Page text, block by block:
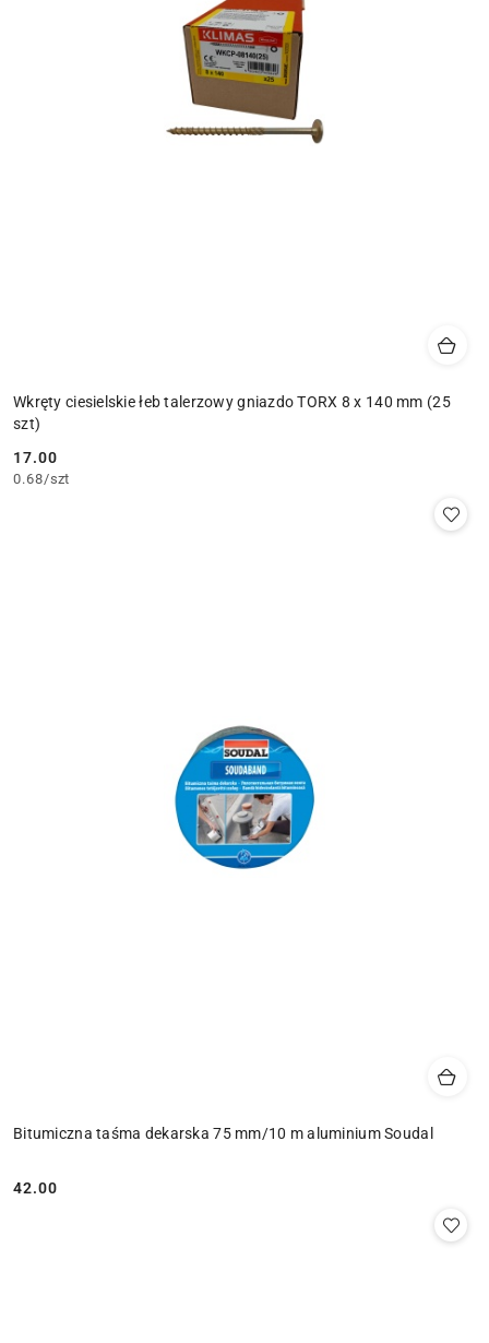
Wkręty ciesielskie łeb talerzowy gniazdo TORX 8 x 140 mm (25
szt)
Cena:
17.00
0.68/szt
Bitumiczna taśma dekarska 75 mm/10 m aluminium Soudal
Cena:
42.00